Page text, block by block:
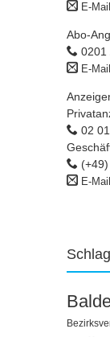
E-
Abo-
0201
E-
02
E-